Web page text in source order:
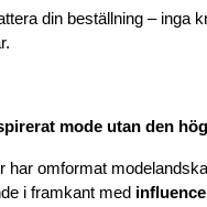
din beställning – inga
mode utan den
har omformat
i framkant med